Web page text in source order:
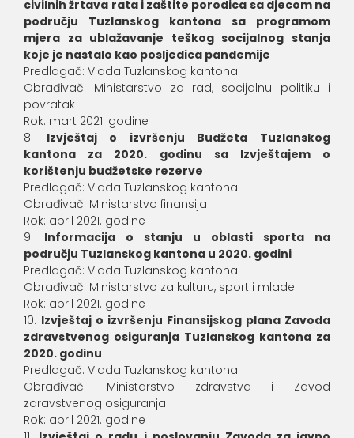
civilnih žrtava rata i zaštite porodica sa djecom na
području Tuzlanskog kantona sa programom
mjera za ublažavanje teškog socijalnog stanja
koje je nastalo kao posljedica pandemije
Predlagač: Vlada Tuzlanskog kantona
Obrađivač: Ministarstvo za rad, socijalnu politiku i
povratak
Rok: mart 2021. godine
Izvještaj o izvršenju Budžeta Tuzlanskog
kantona za 2020. godinu sa Izvještajem o
korištenju budžetske rezerve
Predlagač: Vlada Tuzlanskog kantona
Obrađivač: Ministarstvo finansija
Rok: april 2021. godine
Informacija o stanju u oblasti sporta na
području Tuzlanskog kantona u 2020. godini
Predlagač: Vlada Tuzlanskog kantona
Obrađivač: Ministarstvo za kulturu, sport i mlade
Rok: april 2021. godine
Izvještaj o izvršenju Finansijskog plana Zavoda
zdravstvenog osiguranja Tuzlanskog kantona za
2020. godinu
Predlagač: Vlada Tuzlanskog kantona
Obrađivač: Ministarstvo zdravstva i Zavod
zdravstvenog osiguranja
Rok: april 2021. godine